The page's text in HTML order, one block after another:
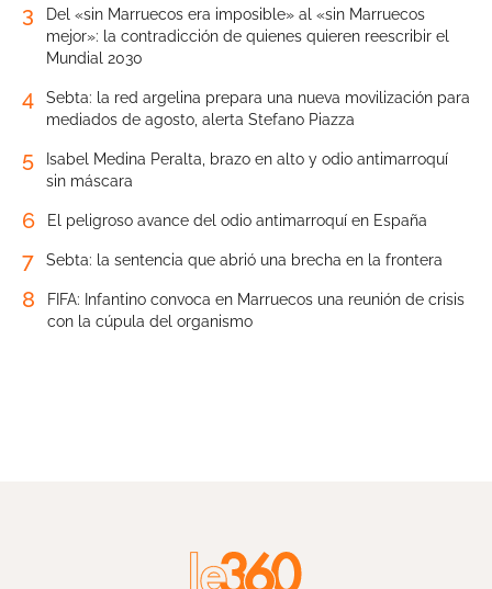
3
Del «sin Marruecos era imposible» al «sin Marruecos
mejor»: la contradicción de quienes quieren reescribir el
Mundial 2030
4
Sebta: la red argelina prepara una nueva movilización para
mediados de agosto, alerta Stefano Piazza
5
Isabel Medina Peralta, brazo en alto y odio antimarroquí
sin máscara
6 El peligroso avance del odio antimarroquí en España
7 Sebta: la sentencia que abrió una brecha en la frontera
8
FIFA: Infantino convoca en Marruecos una reunión de crisis
con la cúpula del organismo